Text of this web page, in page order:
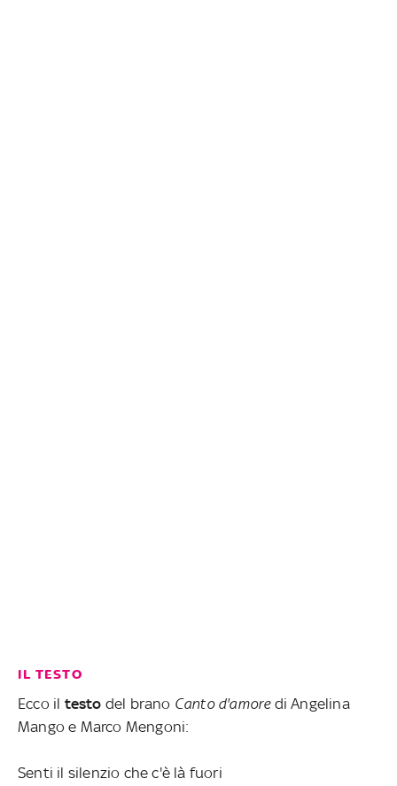
IL TESTO
Ecco il testo del brano Canto d'amoredi Angelina
Mango e Marco Mengoni:
Senti il silenzio che c'è là fuori